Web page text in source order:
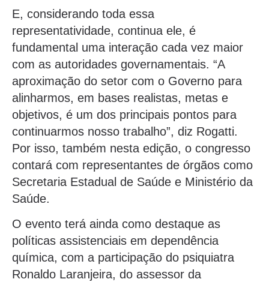
E, considerando toda essa
representatividade, continua ele, é
fundamental uma interação cada vez maior
com as autoridades governamentais. “A
aproximação do setor com o Governo para
alinharmos, em bases realistas, metas e
objetivos, é um dos principais pontos para
continuarmos nosso trabalho”, diz Rogatti.
Por isso, também nesta edição, o congresso
contará com representantes de órgãos como
Secretaria Estadual de Saúde e Ministério da
Saúde.
O evento terá ainda como destaque as
políticas assistenciais em dependência
química, com a participação do psiquiatra
Ronaldo Laranjeira, do assessor da